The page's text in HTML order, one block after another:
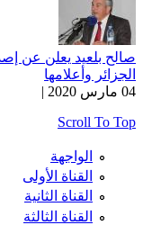
صالح بلعيد يعلن عن
الجزائر وأعلامها
04 مارس 2020 |
Scroll To Top
الواجهة
القناة الأولى
القناة الثانية
القناة الثالثة